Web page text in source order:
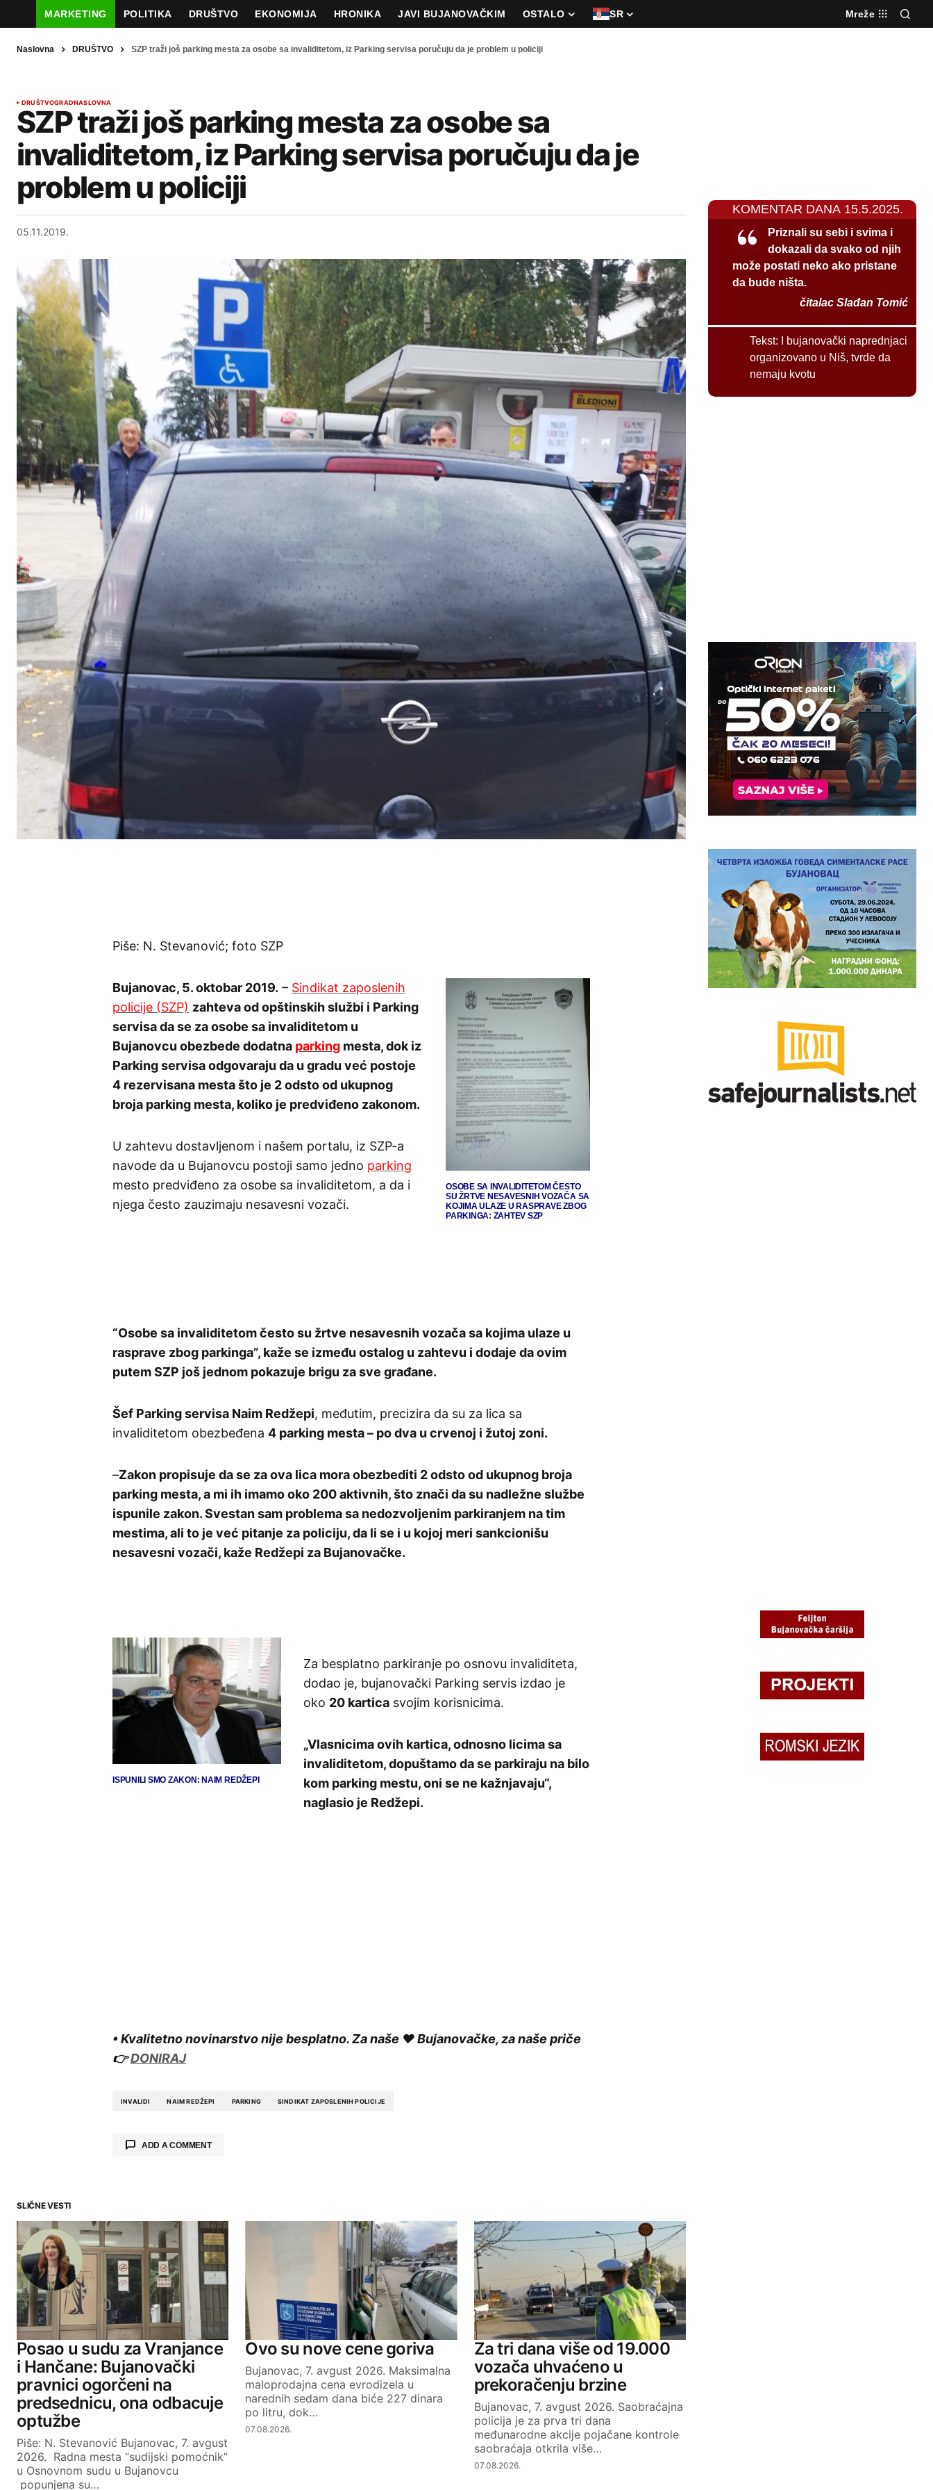
MARKETING POLITIKA DRUŠTVO EKONOMIJA HRONIKA JAVI BUJANOVAČKIM OSTALO SR Mreže
Naslovna DRUŠTVO SZP traži još parking mesta za osobe sa invaliditetom, iz Parking servisa poručuju da je problem u policiji
DRUŠTVOGRADNASLOVNA
SZP traži još parking mesta za osobe sa
invaliditetom, iz Parking servisa poručuju da je
problem u policiji
05.11.2019.
Piše: N. Stevanović; foto SZP
OSOBE SA INVALIDITETOM ČESTO
SU ŽRTVE NESAVESNIH VOZAČA SA
KOJIMA ULAZE U RASPRAVE ZBOG
PARKINGA: ZAHTEV SZP
Bujanovac, 5. oktobar 2019. – Sindikat zaposlenih
policije (SZP) zahteva od opštinskih službi i Parking
servisa da se za osobe sa invaliditetom u
Bujanovcu obezbede dodatna parking mesta, dok iz
Parking servisa odgovaraju da u gradu već postoje
4 rezervisana mesta što je 2 odsto od ukupnog
broja parking mesta, koliko je predviđeno zakonom.
U zahtevu dostavljenom i našem portalu, iz SZP-a
navode da u Bujanovcu postoji samo jedno parking
mesto predviđeno za osobe sa invaliditetom, a da i
njega često zauzimaju nesavesni vozači.
“Osobe sa invaliditetom često su žrtve nesavesnih vozača sa kojima ulaze u
rasprave zbog parkinga”, kaže se između ostalog u zahtevu i dodaje da ovim
putem SZP još jednom pokazuje brigu za sve građane.
Šef Parking servisa Naim Redžepi, međutim, precizira da su za lica sa
invaliditetom obezbeđena 4 parking mesta – po dva u crvenoj i žutoj zoni.
–Zakon propisuje da se za ova lica mora obezbediti 2 odsto od ukupnog broja
parking mesta, a mi ih imamo oko 200 aktivnih, što znači da su nadležne službe
ispunile zakon. Svestan sam problema sa nedozvoljenim parkiranjem na tim
mestima, ali to je već pitanje za policiju, da li se i u kojoj meri sankcionišu
nesavesni vozači, kaže Redžepi za Bujanovačke.
ISPUNILI SMO ZAKON: NAIM REDŽEPI
Za besplatno parkiranje po osnovu invaliditeta,
dodao je, bujanovački Parking servis izdao je
oko 20 kartica svojim korisnicima.
„Vlasnicima ovih kartica, odnosno licima sa
invaliditetom, dopuštamo da se parkiraju na bilo
kom parking mestu, oni se ne kažnjavaju“,
naglasio je Redžepi.
• Kvalitetno novinarstvo nije besplatno. Za naše ❤️ Bujanovačke, za naše priče
👉DONIRAJ
INVALIDI NAIM REDŽEPI PARKING SINDIKAT ZAPOSLENIH POLICIJE
ADD A COMMENT
Comment
Your Name Your E-mail
SUBMIT COMMENT
SLIČNE VESTI
Posao u sudu za Vranjance
i Hančane: Bujanovački
pravnici ogorčeni na
predsednicu, ona odbacuje
optužbe
Piše: N. Stevanović Bujanovac, 7. avgust
2026. Radna mesta “sudijski pomoćnik”
u Osnovnom sudu u Bujanovcu
popunjena su…
Ovo su nove cene goriva
Bujanovac, 7. avgust 2026. Maksimalna
maloprodajna cena evrodizela u
narednih sedam dana biće 227 dinara
po litru, dok…
07.08.2026.
Za tri dana više od 19.000
vozača uhvaćeno u
prekoračenju brzine
Bujanovac, 7. avgust 2026. Saobraćajna
policija je za prva tri dana
međunarodne akcije pojačane kontrole
saobraćaja otkrila više…
07.08.2026.
KOMENTAR DANA 15.5.2025.
Priznali su sebi i svima i
dokazali da svako od njih
može postati neko ako pristane
da bude ništa.
čitalac Slađan Tomić
Tekst:
I bujanovački naprednjaci
organizovano u Niš, tvrde da
nemaju kvotu